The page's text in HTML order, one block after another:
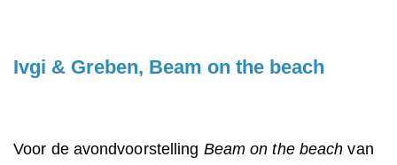
Ivgi & Greben, Beam on the beach
Voor de avondvoorstelling Beam on the beach van